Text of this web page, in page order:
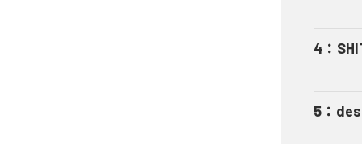
4 ：
5 ：